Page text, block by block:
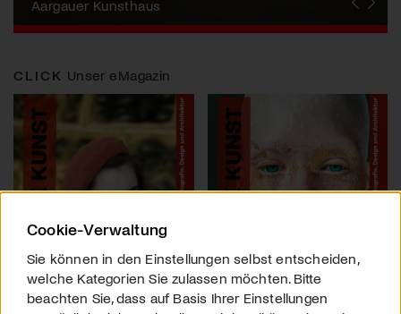
Künstlerin
Aargauer Kunsthaus
Gewerbemuseum Winterthur
Liste Art Fair Basel
Bündner Kunstmuseum
Künstler:innen Portraits
Junge Schweizer Kunst
Vögele Kultur Zentrum
Nidwaldner Museum
Haus für Kunst Uri
CLICK Unser eMagazin
Cookie-Verwaltung
Sie können in den Einstellungen selbst entscheiden,
welche Kategorien Sie zulassen möchten. Bitte
beachten Sie, dass auf Basis Ihrer Einstellungen